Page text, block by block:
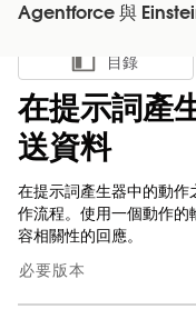
Agentforce 與
顯示目錄
目錄
在提示詞產
送資料
在提示詞產生器中的動
作流程。使用一個動作
容相關性的回應。
必要版本